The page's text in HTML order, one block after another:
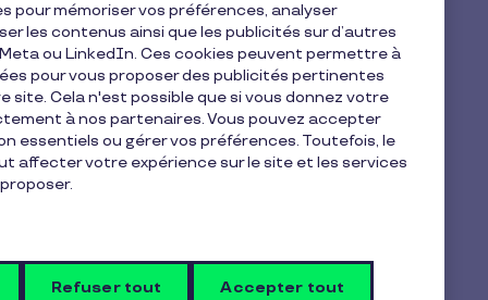
Sommaire
Une solution à double valeur ajoutée
👩‍💼 Pour les collaborateurs
🏢 Pour les entreprises
Exemple concret : jusqu’à 280,5 DT d’économies
l’engagement
pour mémoriser vos préférences, analyser
les contenus ainsi que les publicités sur d’autres
ou LinkedIn. Ces cookies peuvent permettre à
pour vous proposer des publicités pertinentes
Cela n'est possible que si vous donnez votre
à nos partenaires. Vous pouvez accepter
essentiels ou gérer vos préférences. Toutefois, le
affecter votre expérience sur le site et les services
Refuser tout Accepter tout